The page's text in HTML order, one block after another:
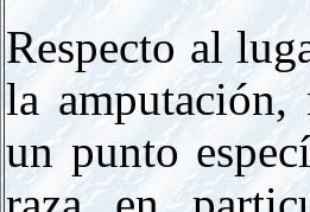
Respecto al
la
un punto